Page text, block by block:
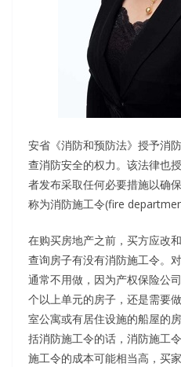
安省《消防和预防法》授予消
查消防安全的权力。该法律也
者发布采取任何必要措施以确
称为消防施工令(fire
在购买房地产之前，买方应改
查询房子有没有消防施工令。
通常不用做，因为产权保险公
个以上单元的房子，还是需要
室公寓或有居住设施的船屋的
括消防施工令的话，消防施工
施工令的成本可能相当高，买